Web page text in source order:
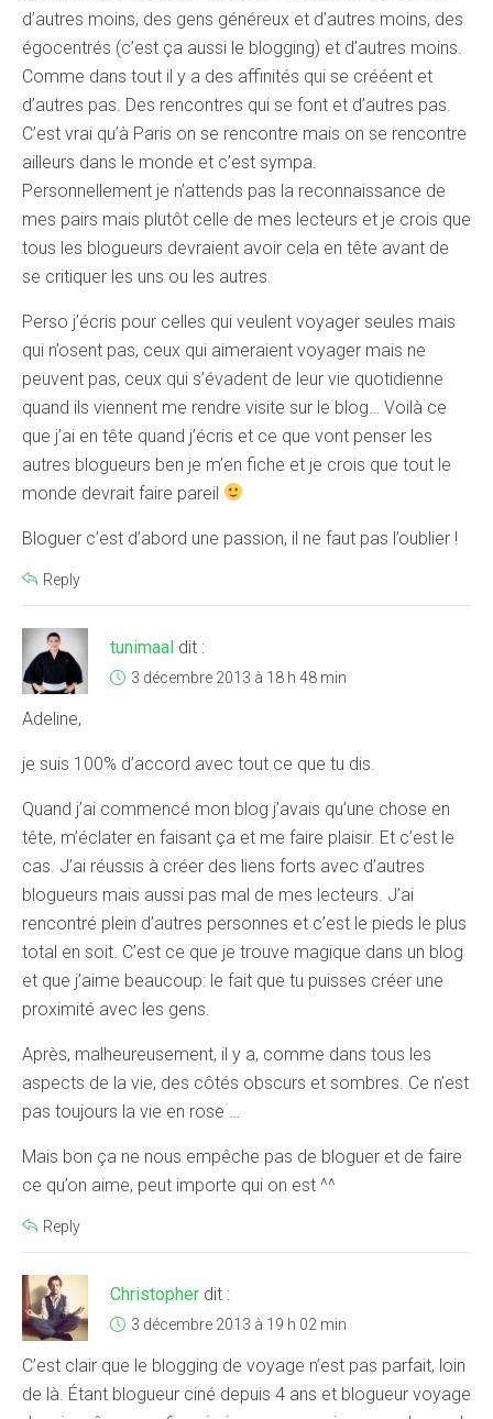
d’autres moins, des gens généreux et d’autres moins, des
égocentrés (c’est ça aussi le blogging) et d’autres moins.
Comme dans tout il y a des affinités qui se crééent et
d’autres pas. Des rencontres qui se font et d’autres pas.
C’est vrai qu’à Paris on se rencontre mais on se rencontre
ailleurs dans le monde et c’est sympa.
Personnellement je n’attends pas la reconnaissance de
mes pairs mais plutôt celle de mes lecteurs et je crois que
tous les blogueurs devraient avoir cela en tête avant de
se critiquer les uns ou les autres.
Perso j’écris pour celles qui veulent voyager seules mais
qui n’osent pas, ceux qui aimeraient voyager mais ne
peuvent pas, ceux qui s’évadent de leur vie quotidienne
quand ils viennent me rendre visite sur le blog… Voilà ce
que j’ai en tête quand j’écris et ce que vont penser les
autres blogueurs ben je m’en fiche et je crois que tout le
monde devrait faire pareil
Bloguer c’est d’abord une passion, il ne faut pas l’oublier !
Reply
tunimaal dit :
3 décembre 2013 à 18 h 48 min
Adeline,
je suis 100% d’accord avec tout ce que tu dis.
Quand j’ai commencé mon blog j’avais qu’une chose en
tête, m’éclater en faisant ça et me faire plaisir. Et c’est le
cas. J’ai réussis à créer des liens forts avec d’autres
blogueurs mais aussi pas mal de mes lecteurs. J’ai
rencontré plein d’autres personnes et c’est le pieds le plus
total en soit. C’est ce que je trouve magique dans un blog
et que j’aime beaucoup: le fait que tu puisses créer une
proximité avec les gens.
Après, malheureusement, il y a, comme dans tous les
aspects de la vie, des côtés obscurs et sombres. Ce n’est
pas toujours la vie en rose …
Mais bon ça ne nous empêche pas de bloguer et de faire
ce qu’on aime, peut importe qui on est ^^
Reply
Christopher dit :
3 décembre 2013 à 19 h 02 min
C’est clair que le blogging de voyage n’est pas parfait, loin
de là. Étant blogueur ciné depuis 4 ans et blogueur voyage